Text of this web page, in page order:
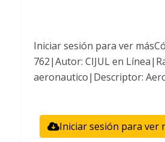
Iniciar sesión para ver
762|Autor: CIJUL en
aeronautico|Descriptor:
Iniciar sesión para ver